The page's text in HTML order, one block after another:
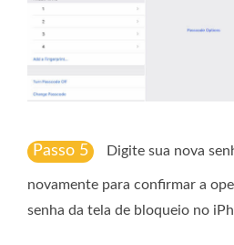
Passo 5 Digite sua nova
novamente para confirmar a
senha da tela de bloqueio no